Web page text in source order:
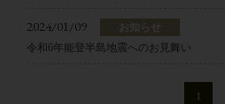
2024/01/09
お知らせ
令和6年能登半島地震へのお見舞い
1